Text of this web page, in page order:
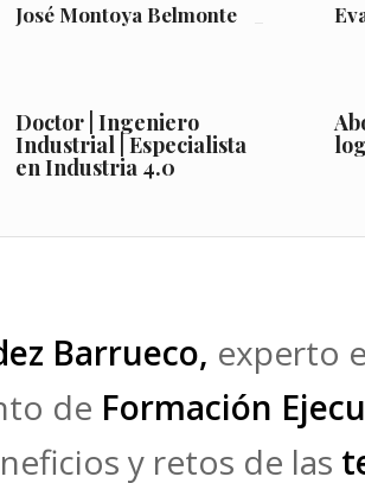
José Montoya Belmonte
Doctor | Ingeniero
Industrial | Especialista
en Industria 4.0
Barrueco, experto
de Formación
y retos de las